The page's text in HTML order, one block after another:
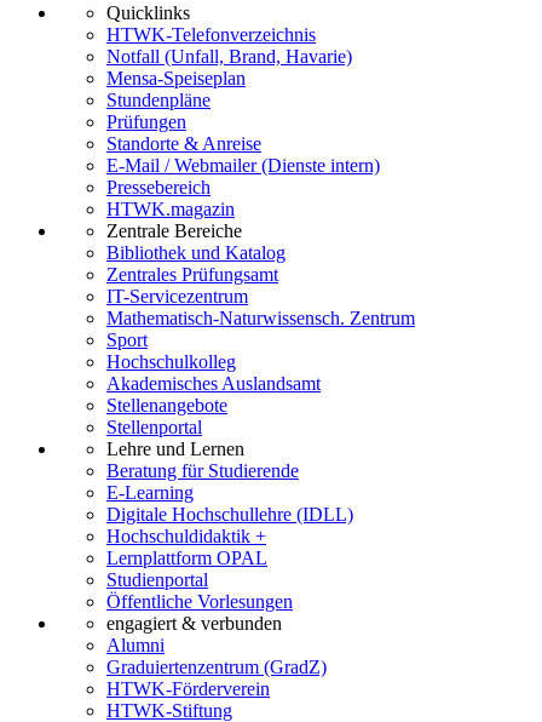
Quicklinks
HTWK-Telefonverzeichnis
Notfall (Unfall, Brand, Havarie)
Mensa-Speiseplan
Stundenpläne
Prüfungen
Standorte & Anreise
E-Mail / Webmailer (Dienste intern)
Pressebereich
HTWK.magazin
Zentrale Bereiche
Bibliothek und Katalog
Zentrales Prüfungsamt
IT-Servicezentrum
Mathematisch-Naturwissensch. Zentrum
Sport
Hochschulkolleg
Akademisches Auslandsamt
Stellenangebote
Stellenportal
Lehre und Lernen
Beratung für Studierende
E-Learning
Digitale Hochschullehre (IDLL)
Hochschuldidaktik +
Lernplattform OPAL
Studienportal
Öffentliche Vorlesungen
engagiert & verbunden
Alumni
Graduiertenzentrum (GradZ)
HTWK-Förderverein
HTWK-Stiftung